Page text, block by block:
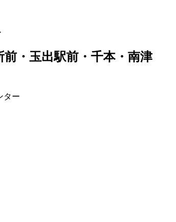
・玉出駅前・千本・南津